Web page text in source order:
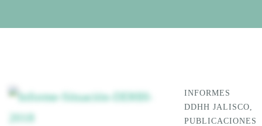
INFORMES
DDHH JALISCO,
PUBLICACIONES